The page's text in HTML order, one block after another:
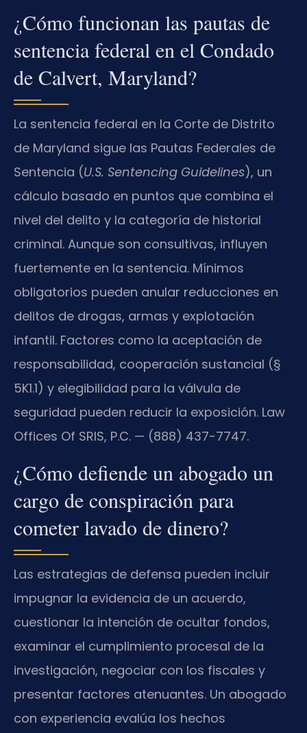
¿Cómo funcionan las pautas de
sentencia federal en el Condado
de Calvert, Maryland?
La sentencia federal en la Corte de Distrito
de Maryland sigue las Pautas Federales de
Sentencia (U.S. Sentencing Guidelines), un
cálculo basado en puntos que combina el
nivel del delito y la categoría de historial
criminal. Aunque son consultivas, influyen
fuertemente en la sentencia. Mínimos
obligatorios pueden anular reducciones en
delitos de drogas, armas y explotación
infantil. Factores como la aceptación de
responsabilidad, cooperación sustancial (§
5K1.1) y elegibilidad para la válvula de
seguridad pueden reducir la exposición. Law
Offices Of SRIS, P.C. — (888) 437-7747.
¿Cómo defiende un abogado un
cargo de conspiración para
cometer lavado de dinero?
Las estrategias de defensa pueden incluir
impugnar la evidencia de un acuerdo,
cuestionar la intención de ocultar fondos,
examinar el cumplimiento procesal de la
investigación, negociar con los fiscales y
presentar factores atenuantes. Un abogado
con experiencia evalúa los hechos